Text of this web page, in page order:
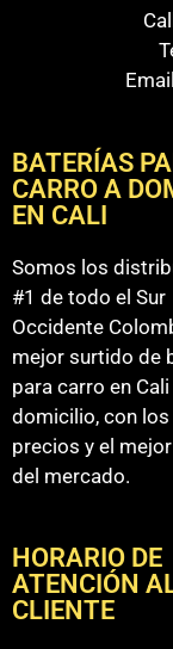
BATERÍAS
CARRO A
EN CALI
Somos los
#1 de todo el Sur
Occidente
mejor surtido de
para carro en Cali
domicilio, con
precios y el
del mercado.
HORARIO DE
ATENCIÓN
CLIENTE